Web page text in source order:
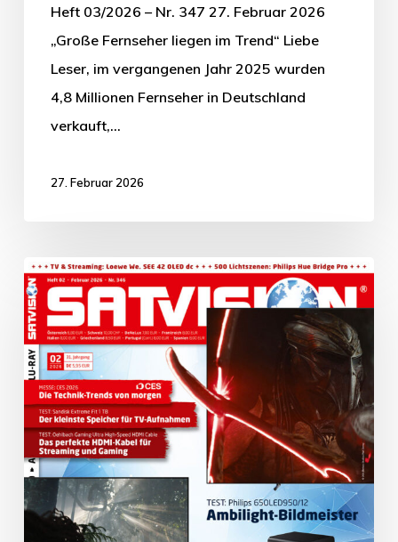
Heft 03/2026 – Nr. 347 27. Februar 2026
„Große Fernseher liegen im Trend“ Liebe
Leser, im vergangenen Jahr 2025 wurden
4,8 Millionen Fernseher in Deutschland
verkauft,…
27. Februar 2026